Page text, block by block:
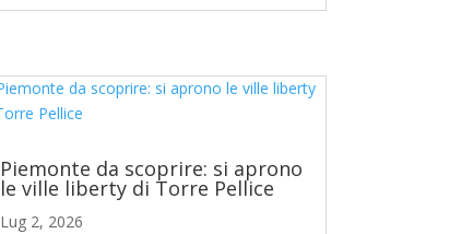
Piemonte da scoprire: si aprono
le ville liberty di Torre Pellice
Lug 2, 2026